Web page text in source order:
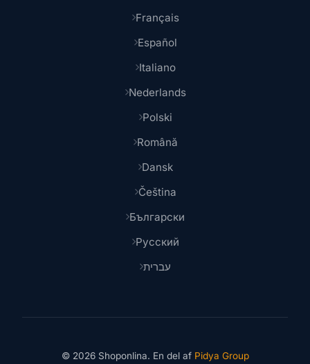
Français
Español
Italiano
Nederlands
Polski
Română
Dansk
Čeština
Български
Русский
עברית
© 2026 Shoponlina. En del af Pidya Group